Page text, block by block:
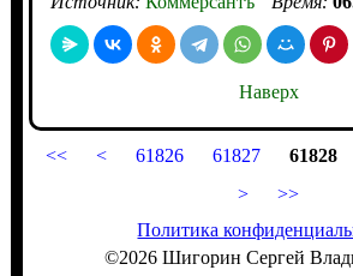
Наверх
<< < 61826 61827 61828
>
>>
Политика
©2026 Шигорин Сергей